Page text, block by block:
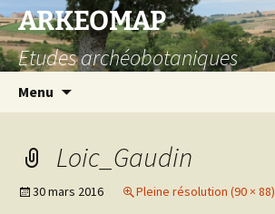
Aller
au
contenu
ARKEOMAP
Etudes archéobotaniques
Menu
Loic_Gaudin
30 mars 2016 Pleine résolution (90 × 88)